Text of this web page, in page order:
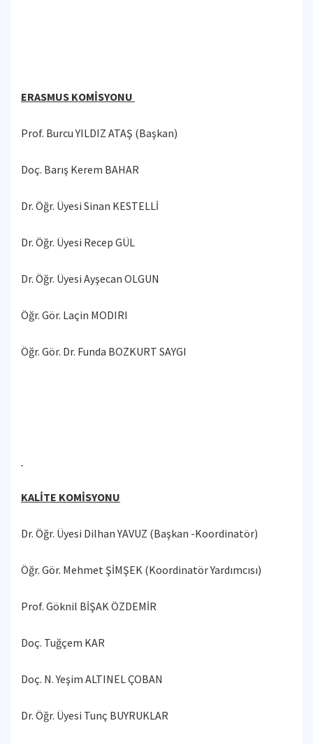
ERASMUS KOMİSYONU
Prof. Burcu YILDIZ ATAŞ (Başkan)
Doç. Barış Kerem BAHAR
Dr. Öğr. Üyesi Sinan KESTELLİ
Dr. Öğr. Üyesi Recep GÜL
Dr. Öğr. Üyesi Ayşecan OLGUN
Öğr. Gör. Laçin MODIRI
Öğr. Gör. Dr. Funda BOZKURT SAYGI
KALİTE KOMİSYONU
Dr. Öğr. Üyesi Dilhan YAVUZ (Başkan -Koordinatör)
Öğr. Gör. Mehmet ŞİMŞEK (Koordinatör Yardımcısı)
Prof. Göknil BİŞAK ÖZDEMİR
Doç. Tuğçem KAR
Doç. N. Yeşim ALTINEL ÇOBAN
Dr. Öğr. Üyesi Tunç BUYRUKLAR